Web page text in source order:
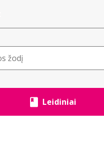
Leidiniai